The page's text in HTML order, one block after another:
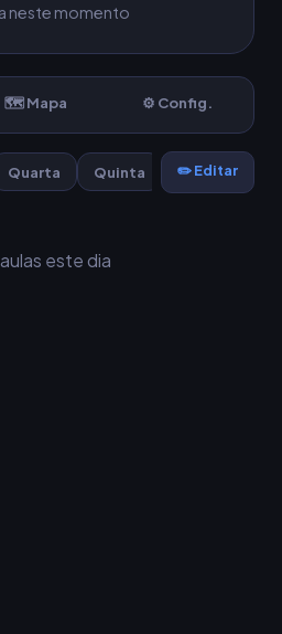
neste momento
🗺️ Mapa ⚙️ Config.
Quarta Quinta Sexta
✏️ Editar
este dia